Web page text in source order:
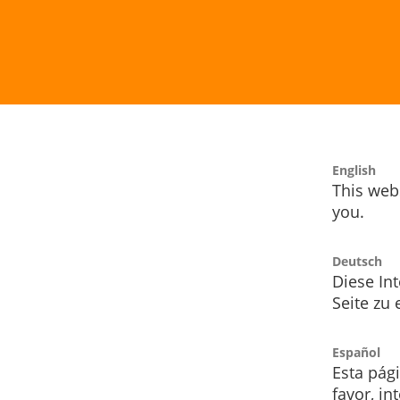
English
This
you.
Deutsch
Diese
Seite zu
Español
Esta
favor,